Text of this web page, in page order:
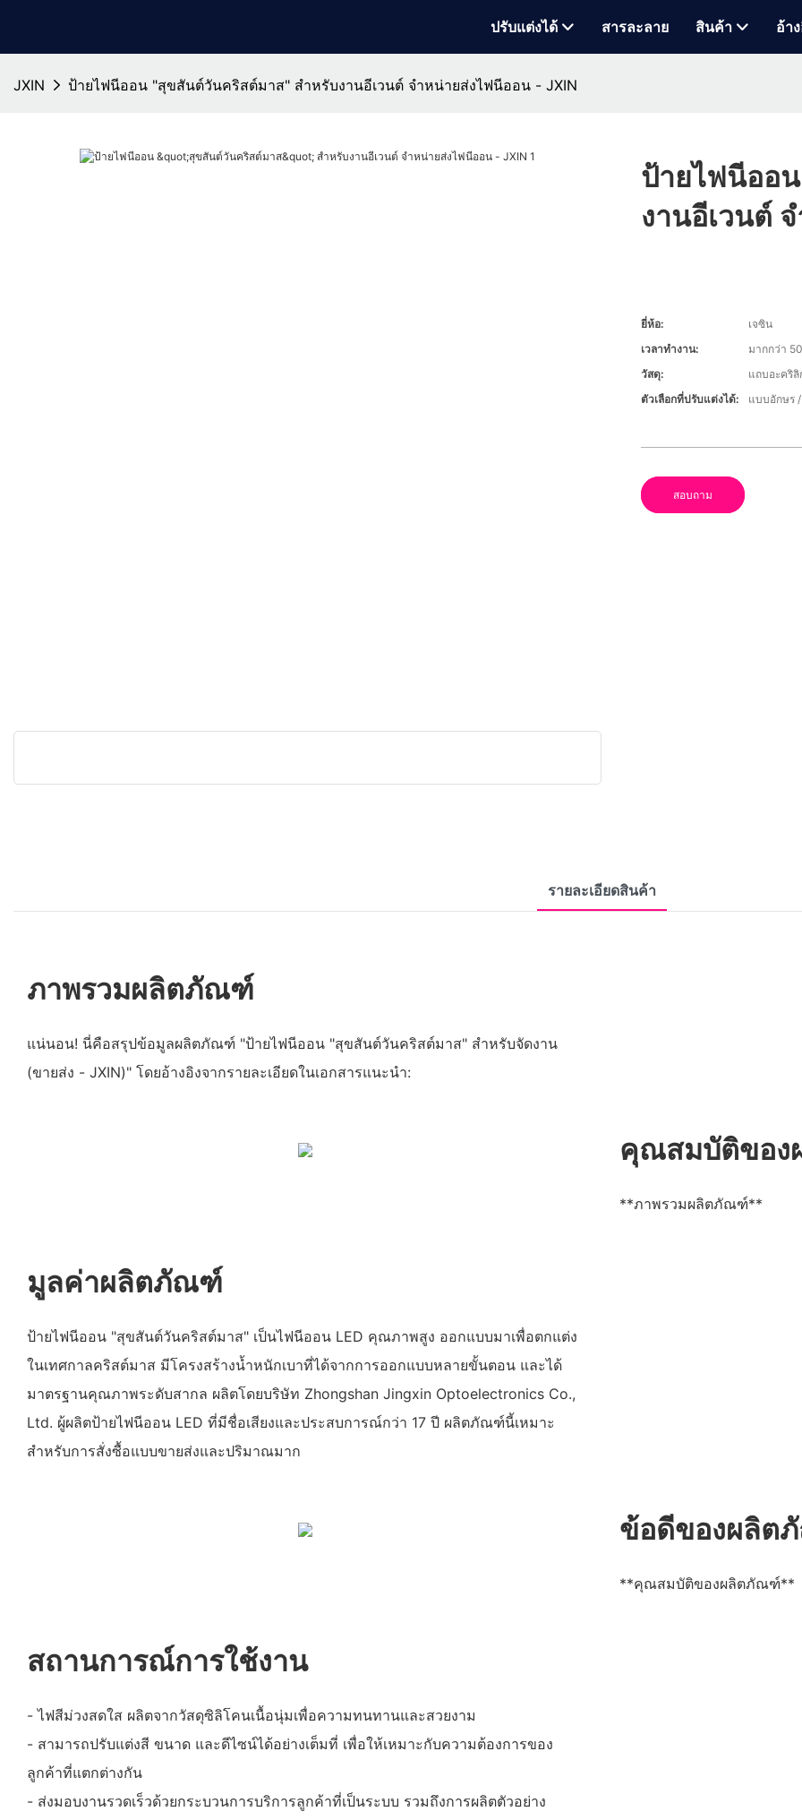
ปรับแต่งได้ สารละลาย สินค้า อ้า
JXIN ป้ายไฟนีออน "สุขสันต์วันคริสต์มาส" สำหรับงานอีเวนต์ จำหน่ายส่งไฟนีออน - JXIN
ป้ายไฟนีออ
งานอีเวนต์
ยี่ห้อ:
เจซิน
เวลาทำงาน:
มากกว่า
วัสดุ:
แถบอะคริ
ตัวเลือกที่ปรับแต่งได้:
แบบอักษร
สอบถาม
รายละเอียดสินค้า
ภาพรวมผลิตภัณฑ์
แน่นอน! นี่คือสรุปข้อมูลผลิตภัณฑ์ "ป้ายไฟนีออน "สุขสันต์วันคริสต์มาส" สำหรับจัดงาน
(ขายส่ง - JXIN)" โดยอ้างอิงจากรายละเอียดในเอกสารแนะนำ:
คุณสมบัติขอ
**ภาพรวมผลิตภัณฑ์**
มูลค่าผลิตภัณฑ์
ป้ายไฟนีออน "สุขสันต์วันคริสต์มาส" เป็นไฟนีออน LED คุณภาพสูง ออกแบบมาเพื่อตกแต่ง
ในเทศกาลคริสต์มาส มีโครงสร้างน้ำหนักเบาที่ได้จากการออกแบบหลายขั้นตอน และได้
มาตรฐานคุณภาพระดับสากล ผลิตโดยบริษัท Zhongshan Jingxin Optoelectronics Co.,
Ltd. ผู้ผลิตป้ายไฟนีออน LED ที่มีชื่อเสียงและประสบการณ์กว่า 17 ปี ผลิตภัณฑ์นี้เหมาะ
สำหรับการสั่งซื้อแบบขายส่งและปริมาณมาก
ข้อดีของผลิต
**คุณสมบัติของผลิตภัณฑ์**
สถานการณ์การใช้งาน
- ไฟสีม่วงสดใส ผลิตจากวัสดุซิลิโคนเนื้อนุ่มเพื่อความทนทานและสวยงาม
- สามารถปรับแต่งสี ขนาด และดีไซน์ได้อย่างเต็มที่ เพื่อให้เหมาะกับความต้องการของ
ลูกค้าที่แตกต่างกัน
- ส่งมอบงานรวดเร็วด้วยกระบวนการบริการลูกค้าที่เป็นระบบ รวมถึงการผลิตตัวอย่าง